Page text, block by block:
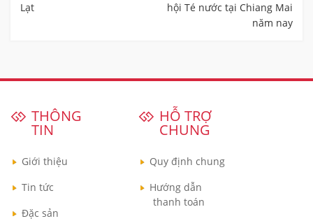
Lạt
hội Té nước tại Chiang Mai
năm nay
THÔNG
TIN
Giới thiệu
Tin tức
Đặc sản
HỖ TRỢ
CHUNG
Quy định chung
Hướng dẫn
thanh toán